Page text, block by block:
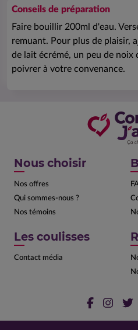
Conseils de préparation
Faire bouillir 200ml d'eau.
remuant. Pour plus de plaisir,
de lait écrémé, un peu de noix
poivrer à votre convenance.
Nous choisir
Nos offres
Qui sommes-nous ?
Nos témoins
Les coulisses
Contact média